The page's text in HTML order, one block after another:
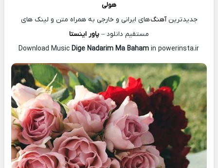
هولی
جدیدترینآهنگهای ایرانی و خارجی به همراه متن و لینک های
مستقیم دانلود – پاور اینستا
Dige Nadarim Ma Baham in powerinsta.ir